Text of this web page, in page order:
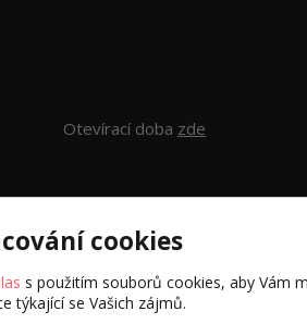
Otevírací doba zde
cookies
s použitím souborů cookies, aby Vám
týkající se Vašich zájmů.